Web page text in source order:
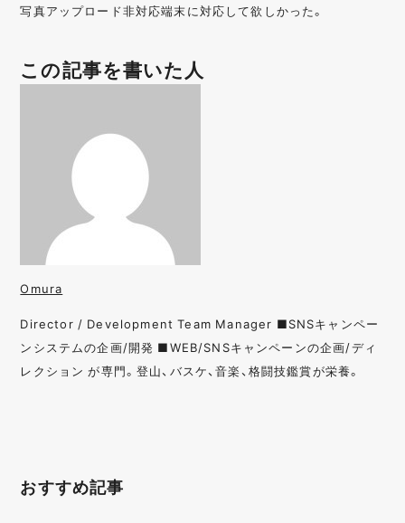
写真アップロード非対応端末に対応して欲しかった。
この記事を書いた人
Omura
Director / Development Team Manager ■SNSキャンペー
ンシステムの企画/開発 ■WEB/SNSキャンペーンの企画/ディ
レクション が専門。登山、バスケ、音楽、格闘技鑑賞が栄養。
おすすめ記事